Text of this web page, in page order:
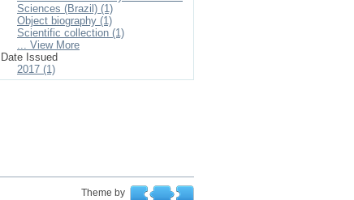
Sciences (Brazil) (1)
Object biography (1)
Scientific collection (1)
... View More
Date Issued
2017 (1)
Theme by